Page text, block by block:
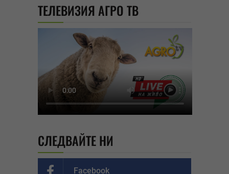
ТЕЛЕВИЗИЯ АГРО ТВ
СЛЕДВАЙТЕ НИ
Facebook